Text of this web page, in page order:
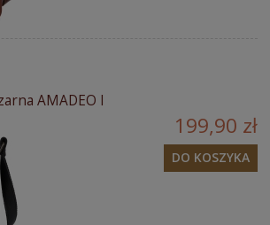
AMADEO I
199,90 zł
DO KOSZYKA